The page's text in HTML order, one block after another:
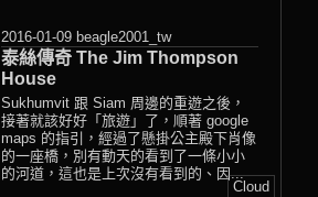
2016-01-09 beagle2001_tw
泰絲傳奇 The Jim Thompson
House
Sukhumvit 跟 Siam 周邊的重遊之後，
接著就該好好「旅遊」了，順著 google
maps 的指引，經過了懸掛公主殿下肖像
的一座橋，別有動天的看到了一條小小
的河道，這也是上次沒有看到的、因...
Cloud